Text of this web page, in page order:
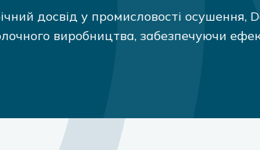
досвід у промисловості осушення,
виробництва, забезпечуючи